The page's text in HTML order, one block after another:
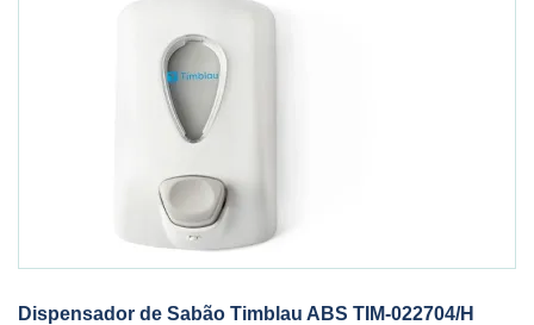
Dispensador de Sabão Timblau ABS TIM-022704/H